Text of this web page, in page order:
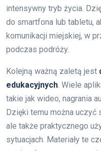
intensywny tryb życia.
do smartfona lub tabletu,
komunikacji miejskiej, w
podczas podróży.
Kolejną ważną zaletą jest
edukacyjnych. Wiele
takie jak wideo, nagrania
Dzięki temu można uczyć
ale także praktycznego
sytuacjach. Materiały te